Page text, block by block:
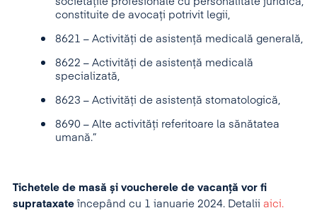
constituite de avocați potrivit legii,
8621 – Activități de asistență medicală generală,
8622 – Activități de asistență medicală
specializată,
8623 – Activități de asistență stomatologică,
8690 – Alte activități referitoare la sănătatea
umană.”
Tichetele de masă și voucherele de vacanță vor fi
suprataxate începând cu 1 ianuarie 2024. Detalii aici.